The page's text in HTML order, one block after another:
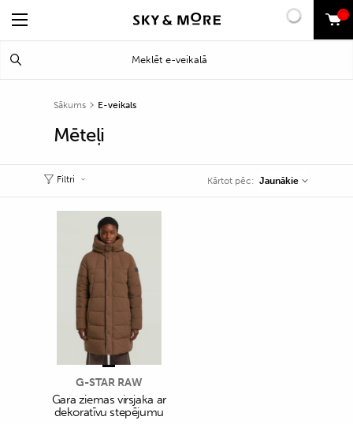
0
Sākums E-veikals
Mēteļi
Filtri Kārtot pēc: Jaunākie
G-STAR RAW
Gara ziemas virsjaka ar
dekoratīvu stepējumu